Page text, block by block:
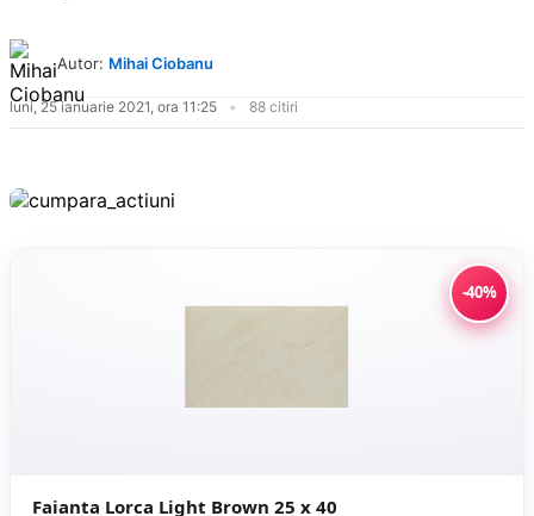
Autor: Mihai Ciobanu
luni, 25 ianuarie 2021, ora 11:25 88 citiri
-40%
Faianta Lorca Light Brown 25 x 40